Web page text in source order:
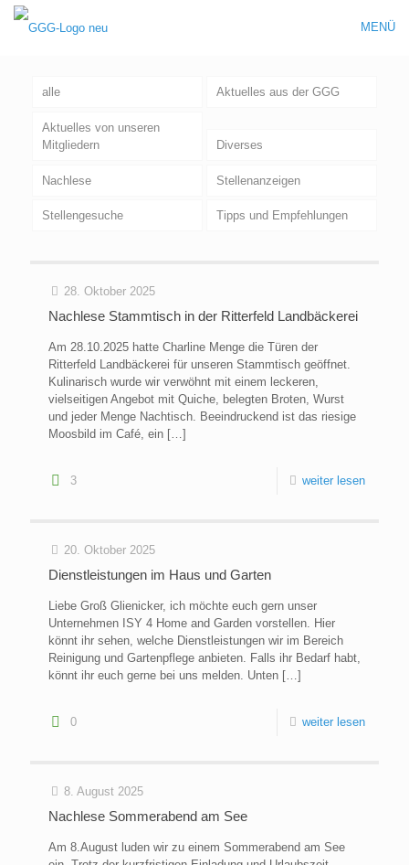
MENÜ
alle Aktuelles aus der GGG
Aktuelles von unseren
Mitgliedern
Diverses
Nachlese Stellenanzeigen
Stellengesuche Tipps und Empfehlungen
28. Oktober 2025
Nachlese Stammtisch in der Ritterfeld Landbäckerei
Am 28.10.2025 hatte Charline Menge die Türen der
Ritterfeld Landbäckerei für unseren Stammtisch geöffnet.
Kulinarisch wurde wir verwöhnt mit einem leckeren,
vielseitigen Angebot mit Quiche, belegten Broten, Wurst
und jeder Menge Nachtisch. Beeindruckend ist das riesige
Moosbild im Café, ein […]
3 weiter lesen
20. Oktober 2025
Dienstleistungen im Haus und Garten
Liebe Groß Glienicker, ich möchte euch gern unser
Unternehmen ISY 4 Home and Garden vorstellen. Hier
könnt ihr sehen, welche Dienstleistungen wir im Bereich
Reinigung und Gartenpflege anbieten. Falls ihr Bedarf habt,
könnt ihr euch gerne bei uns melden. Unten […]
0 weiter lesen
8. August 2025
Nachlese Sommerabend am See
Am 8.August luden wir zu einem Sommerabend am See